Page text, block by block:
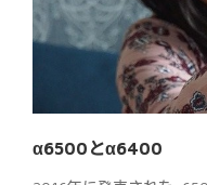
α6500とα6400